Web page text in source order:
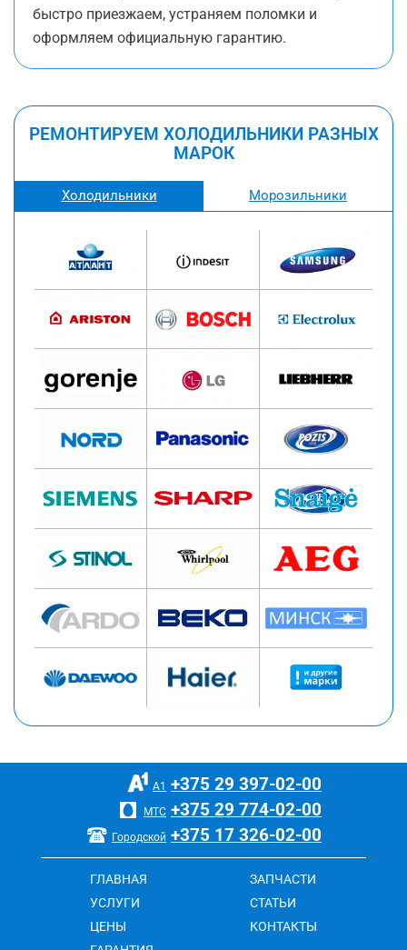
быстро приезжаем, устраняем поломки и
оформляем официальную гарантию.
РЕМОНТИРУЕМ ХОЛОДИЛЬНИКИ РАЗНЫХ
МАРОК
Холодильники Морозильники
А1 +375 29 397-02-00
МТС +375 29 774-02-00
Городской +375 17 326-02-00
ГЛАВНАЯ
УСЛУГИ
ЦЕНЫ
ЗАПЧАСТИ
СТАТЬИ
КОНТАКТЫ